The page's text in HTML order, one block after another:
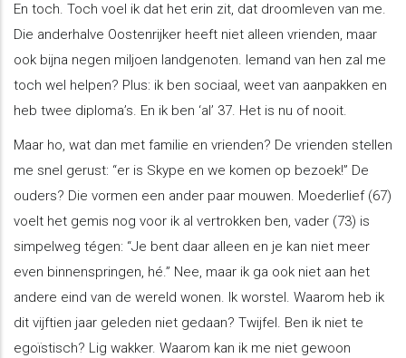
En toch. Toch voel ik dat het erin zit, dat droomleven van me.
Die anderhalve Oostenrijker heeft niet alleen vrienden, maar
ook bijna negen miljoen landgenoten. Iemand van hen zal me
toch wel helpen? Plus: ik ben sociaal, weet van aanpakken en
heb twee diploma’s. En ik ben ‘al’ 37. Het is nu of nooit.
Maar ho, wat dan met familie en vrienden? De vrienden stellen
me snel gerust: “er is Skype en we komen op bezoek!” De
ouders? Die vormen een ander paar mouwen. Moederlief (67)
voelt het gemis nog voor ik al vertrokken ben, vader (73) is
simpelweg tégen: “Je bent daar alleen en je kan niet meer
even binnenspringen, hé.” Nee, maar ik ga ook niet aan het
andere eind van de wereld wonen. Ik worstel. Waarom heb ik
dit vijftien jaar geleden niet gedaan? Twijfel. Ben ik niet te
egoïstisch? Lig wakker. Waarom kan ik me niet gewoon